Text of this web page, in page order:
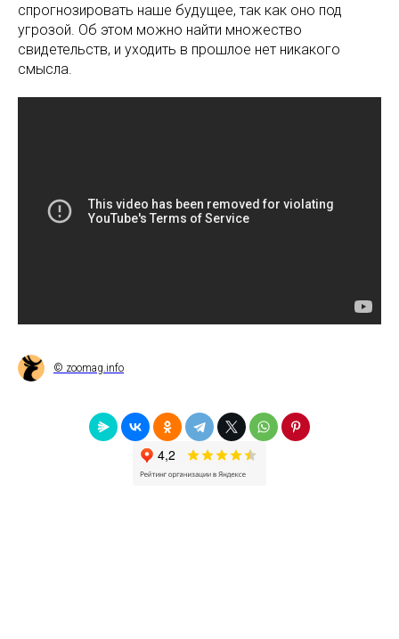
спрогнозировать наше будущее, так как оно под
угрозой. Об этом можно найти множество
свидетельств, и уходить в прошлое нет никакого
смысла.
© zoomag.info